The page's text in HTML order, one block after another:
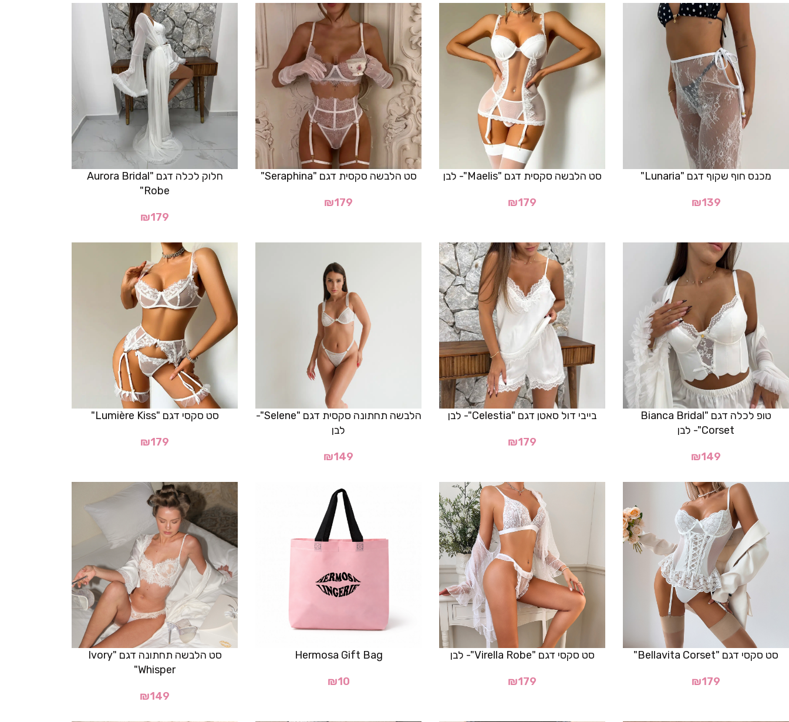
מכנס חוף שקוף דגם "Lunaria"
₪139
סט הלבשה סקסית דגם "Maelis"- לבן
₪179
סט הלבשה סקסית דגם "Seraphina"
₪179
חלוק לכלה דגם "Aurora Bridal
Robe"
₪179
טופ לכלה דגם "Bianca Bridal
Corset"- לבן
₪149
בייבי דול סאטן דגם "Celestia"- לבן
₪179
הלבשה תחתונה סקסית דגם "Selene"-
לבן
₪149
סט סקסי דגם "Lumière Kiss"
₪179
סט סקסי דגם "Bellavita Corset"
₪179
סט סקסי דגם "Virella Robe"- לבן
₪179
Hermosa Gift Bag
₪10
סט הלבשה תחתונה דגם "Ivory
Whisper"
₪149